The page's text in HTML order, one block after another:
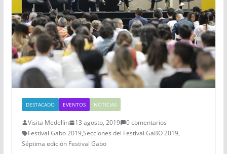
DESTACADO EVENTOS NOTICIAS
Visita Medellin 13 agosto, 2019
0 comentarios
Festival Gabo 2019,Secciones del Festival GaBO 2019,
Séptima edición Festival Gabo